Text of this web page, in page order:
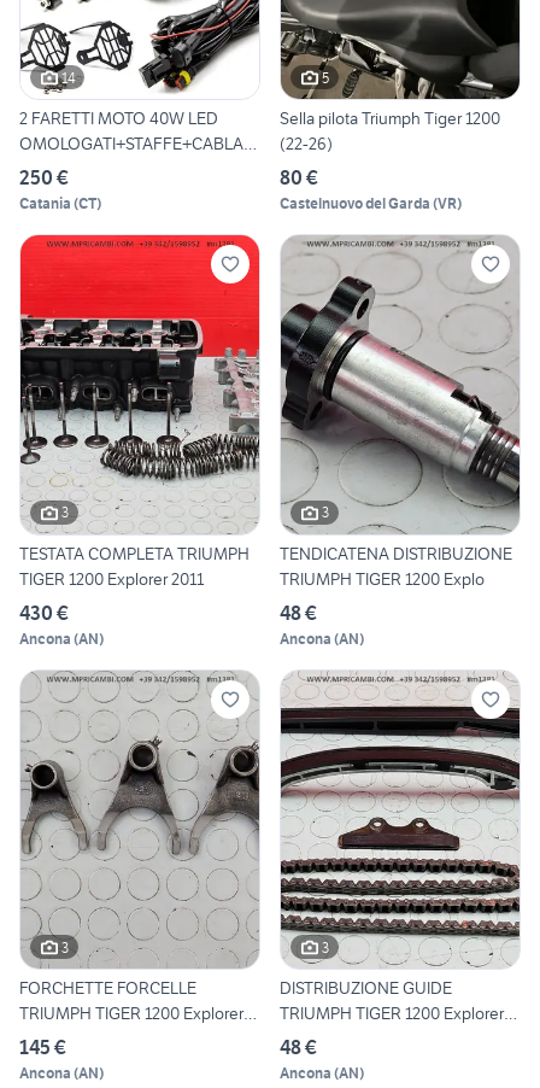
14
2 FARETTI MOTO 40W LED
OMOLOGATI+STAFFE+CABLAG
GIO
250 €
Catania (CT)
5
Sella pilota Triumph Tiger 1200
(22-26)
80 €
Castelnuovo del Garda (VR)
3
TESTATA COMPLETA TRIUMPH
TIGER 1200 Explorer 2011
430 €
Ancona (AN)
3
TENDICATENA DISTRIBUZIONE
TRIUMPH TIGER 1200 Explo
48 €
Ancona (AN)
3
FORCHETTE FORCELLE
TRIUMPH TIGER 1200 Explorer
201
145 €
Ancona (AN)
3
DISTRIBUZIONE GUIDE
TRIUMPH TIGER 1200 Explorer
20
48 €
Ancona (AN)